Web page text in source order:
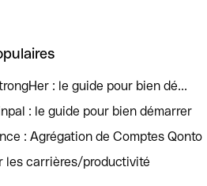
: le guide pour bien dé...
: le guide pour bien démarrer
: Agrégation de Comptes Qonto
les carrières/productivité